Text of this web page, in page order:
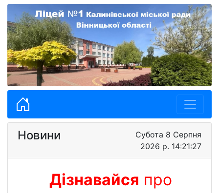
Новини
Субота 8 Серпня
2026 р. 14:21:28
Дізнавайся про